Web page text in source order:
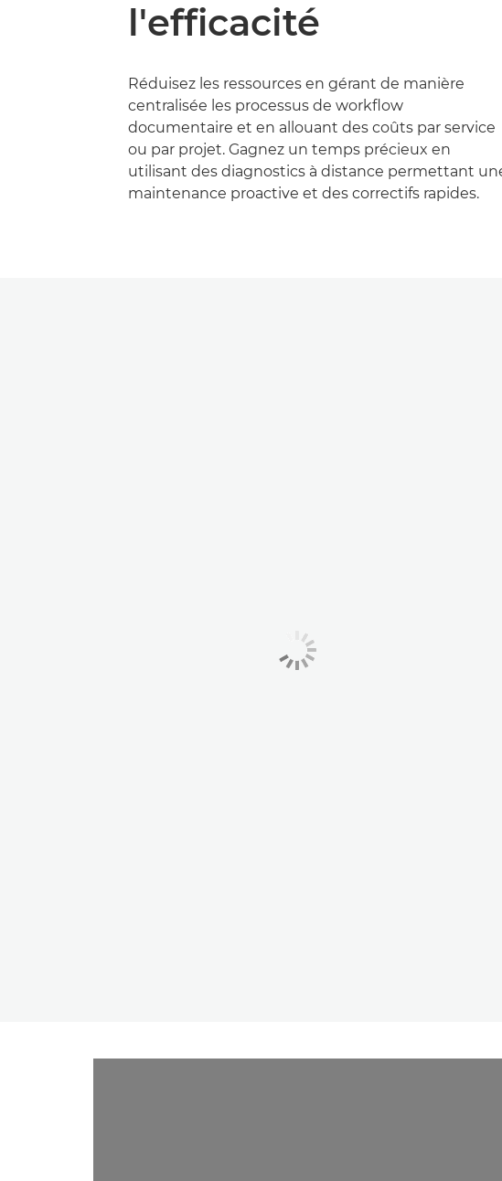
l'efficacité
Réduisez les ressources en gérant de manière
centralisée les processus de workflow
documentaire et en allouant des coûts par service
ou par projet. Gagnez un temps précieux en
utilisant des diagnostics à distance permettant
maintenance proactive et des correctifs rapides.